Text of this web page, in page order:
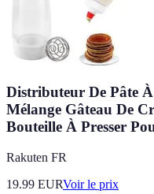
Distributeur De Pâte
Mélange Gâteau De
Bouteille À Presser
Rakuten FR
19.99 EURVoir le prix